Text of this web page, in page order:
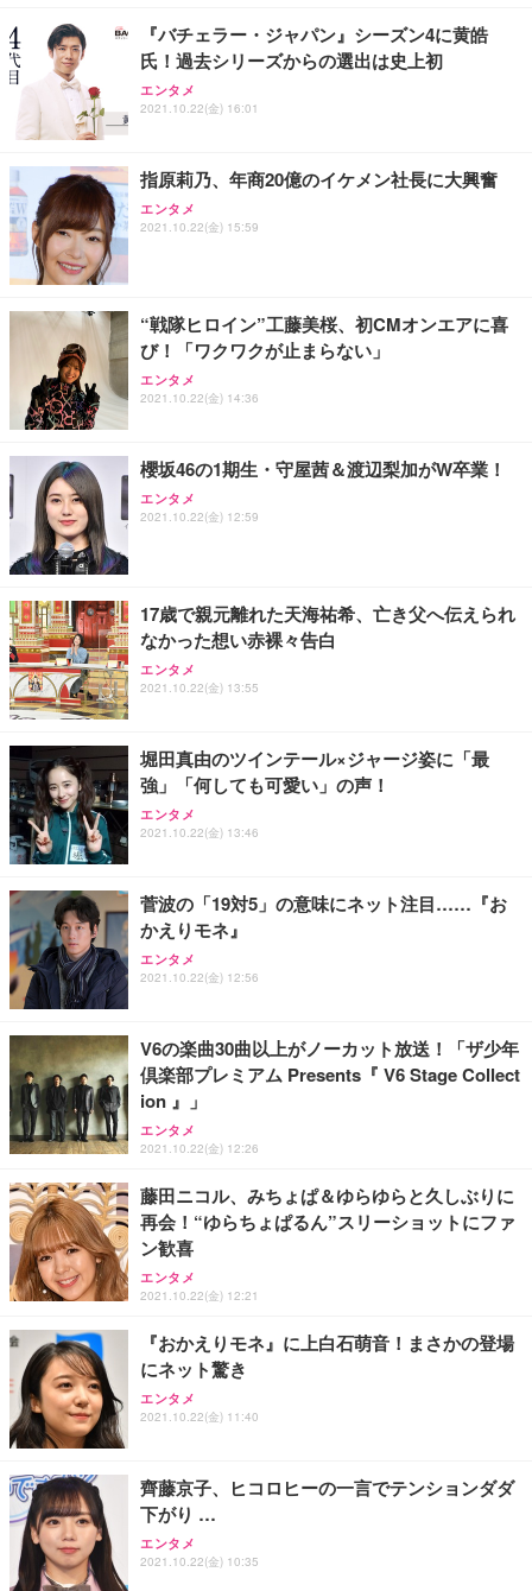
務用 おしゃれ パソコンチェア (ブラック)
Sezlife オフィスチェア デスクチェア 疲れない テレ
ワーク チェア 強化バックレスト 30度ロッキング機
能 人間工学 椅子 腰サポート 90度跳ね上げ式アーム
務用 おしゃれ パソコンチェア (ホワイト)
ANDWINT オフィスチェア デスクチェア 肘なし メ
ッシュ 通気性 ランバーサポート付き 腰サポート ガ
【整備済み品】Dell E2724HS 27インチ 液晶モニタ
ー フルHD（1920×1080）VA 非光沢 HDMI/DisplayP
ort/VGA スピーカー内蔵 高さ調整 スイベル VESA対
【MiniLED/24.5inch/280Hz/FHD】GRAPHT THE S
HOOTER Gaming Monitor 24” Essential ゲーミン
Smart Basic(スマートベーシック) 【Amazon.co.jp
限定】 Smart Basic アイリスオーヤマ ペットシーツ
超厚型 お徳用 ワイド 100枚入 (x 1) (ケース販売)
アイリスオーヤマ ペットシーツ 超厚型 お徳用 レギ
『バチェラー・ジャパン』シーズン4に黄皓
氏！過去シリーズからの選出は史上初
エンタメ
2021.10.22(金) 16:01
指原莉乃、年商20億のイケメン社長に大興奮
エンタメ
2021.10.22(金) 15:59
“戦隊ヒロイン”工藤美桜、初CMオンエアに喜
び！「ワクワクが止まらない」
エンタメ
2021.10.22(金) 14:36
櫻坂46の1期生・守屋茜＆渡辺梨加がW卒業！
エンタメ
2021.10.22(金) 12:59
17歳で親元離れた天海祐希、亡き父へ伝えられ
なかった想い赤裸々告白
エンタメ
2021.10.22(金) 13:55
堀田真由のツインテール×ジャージ姿に「最
強」「何しても可愛い」の声！
エンタメ
2021.10.22(金) 13:46
菅波の「19対5」の意味にネット注目……『お
かえりモネ』
エンタメ
2021.10.22(金) 12:56
V6の楽曲30曲以上がノーカット放送！「ザ少年
倶楽部プレミアム Presents『 V6 Stage Collect
ion 』」
エンタメ
2021.10.22(金) 12:26
藤田ニコル、みちょぱ＆ゆらゆらと久しぶりに
再会！“ゆらちょぱるん”スリーショットにファ
ン歓喜
エンタメ
2021.10.22(金) 12:21
『おかえりモネ』に上白石萌音！まさかの登場
にネット驚き
エンタメ
2021.10.22(金) 11:40
齊藤京子、ヒコロヒーの一言でテンションダダ
下がり …
エンタメ
2021.10.22(金) 10:35